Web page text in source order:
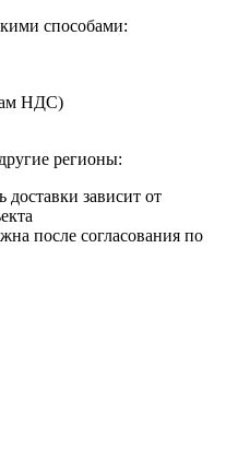
способами:
НДС)
регионы:
зависит от
после согласования по